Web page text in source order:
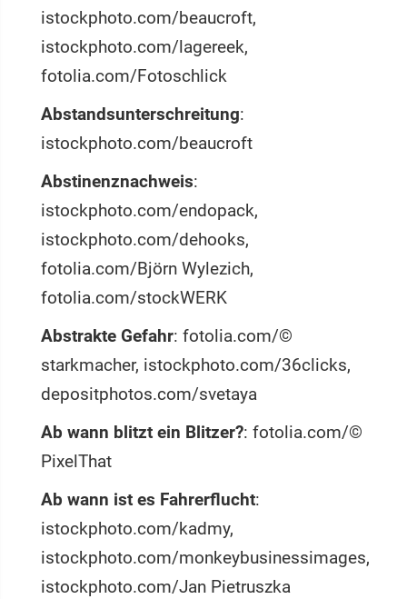
istockphoto.com/beaucroft,
istockphoto.com/lagereek,
fotolia.com/Fotoschlick
Abstandsunterschreitung:
istockphoto.com/beaucroft
Abstinenznachweis:
istockphoto.com/endopack,
istockphoto.com/dehooks,
fotolia.com/Björn Wylezich,
fotolia.com/stockWERK
Abstrakte Gefahr: fotolia.com/©
starkmacher, istockphoto.com/36clicks,
depositphotos.com/svetaya
Ab wann blitzt ein Blitzer?: fotolia.com/©
PixelThat
Ab wann ist es Fahrerflucht:
istockphoto.com/kadmy,
istockphoto.com/monkeybusinessimages,
istockphoto.com/Jan Pietruszka